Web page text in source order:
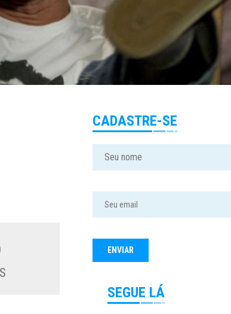
CADASTRE-SE
SEGUE LÁ